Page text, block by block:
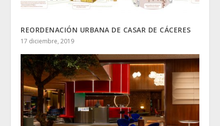
REORDENACIÓN URBANA DE CASAR DE CÁCERES
17 diciembre, 2019